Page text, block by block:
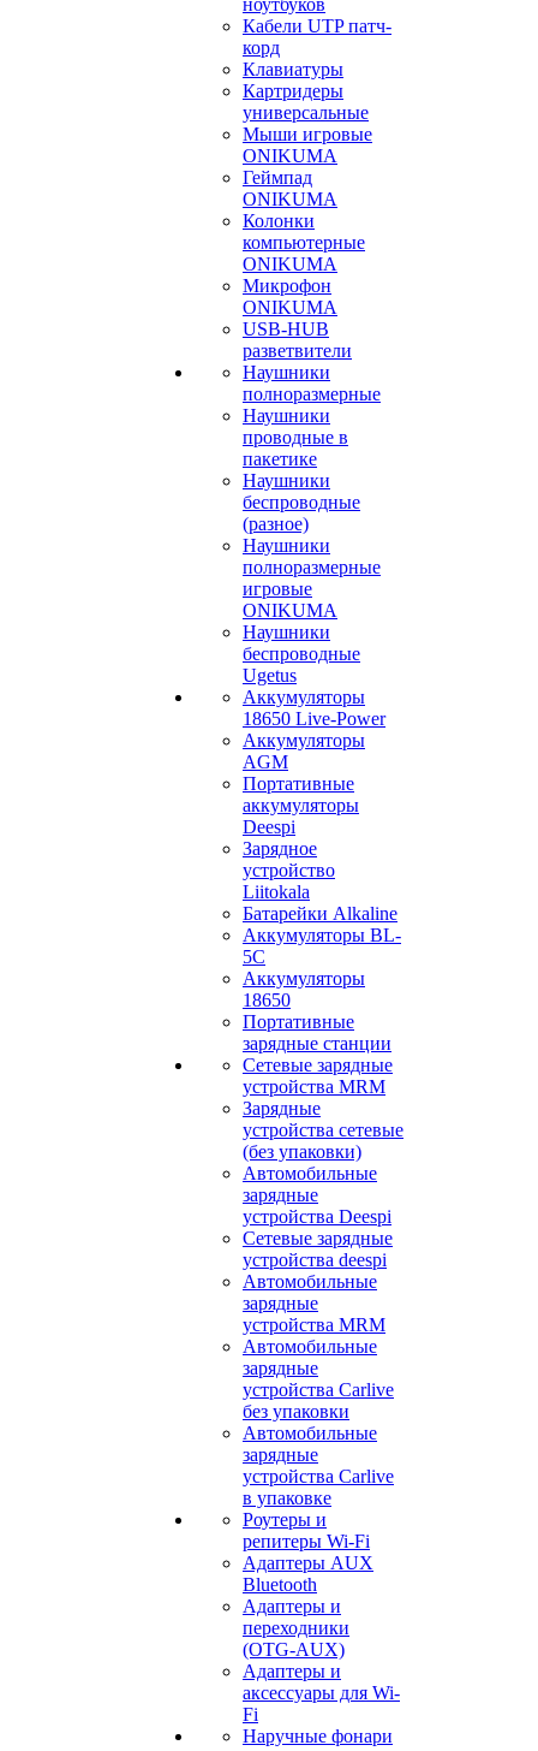
ноутбуков
Кабели UTP патч-
корд
Клавиатуры
Картридеры
универсальные
Мыши игровые
ONIKUMA
Геймпад
ONIKUMA
Колонки
компьютерные
ONIKUMA
Микрофон
ONIKUMA
USB-HUB
разветвители
Наушники
полноразмерные
Наушники
проводные в
пакетике
Наушники
беспроводные
(разное)
Наушники
полноразмерные
игровые
ONIKUMA
Наушники
беспроводные
Ugetus
Аккумуляторы
18650 Live-Power
Аккумуляторы
АGM
Портативные
аккумуляторы
Deespi
Зарядное
устройство
Liitokala
Батарейки Alkaline
Аккумуляторы BL-
5C
Аккумуляторы
18650
Портативные
зарядные станции
Сетевые зарядные
устройства MRM
Зарядные
устройства сетевые
(без упаковки)
Автомобильные
зарядные
устройства Deespi
Сетевые зарядные
устройства deespi
Автомобильные
зарядные
устройства MRM
Автомобильные
зарядные
устройства Carlive
без упаковки
Автомобильные
зарядные
устройства Carlive
в упаковке
Роутеры и
репитеры Wi-Fi
Адаптеры AUX
Bluetooth
Адаптеры и
переходники
(OTG-AUX)
Адаптеры и
аксессуары для Wi-
Fi
Наручные фонари